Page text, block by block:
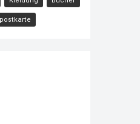
postkarte